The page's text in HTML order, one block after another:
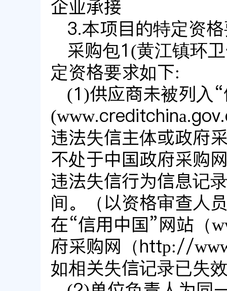
企业承接
3.本项目的特定资
采购包1(黄江镇环
定资格要求如下:
(1)供应商未被列入
违法失信主体或政府
不处于中国政府采购
违法失信行为信息记
间。（以资格审查人
在“信用中国”网站（
府采购网（http://
如相关失信记录已失